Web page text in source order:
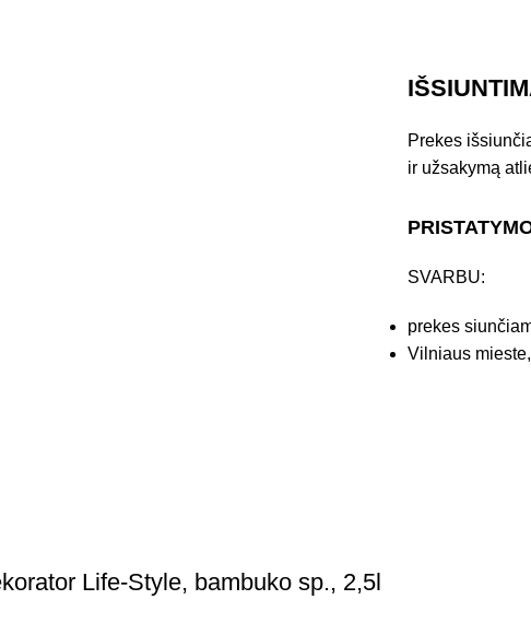
Prekes
ir užsakymą
SVARBU:
prekes
Vilniaus
Life-Style, bambuko sp., 2,5l